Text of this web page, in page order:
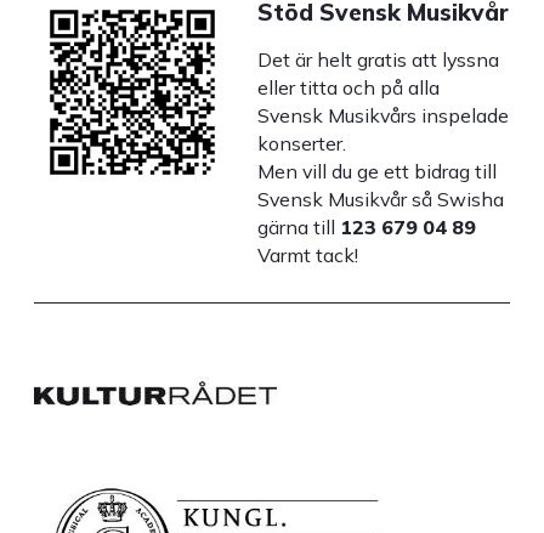
Stöd Svensk Musikvår
Det är helt gratis att lyssna
eller titta och på alla
Svensk Musikvårs inspelade
konserter.
Men vill du ge ett bidrag till
Svensk Musikvår så Swisha
gärna till 123 679 04 89
Varmt tack!